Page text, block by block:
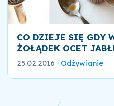
CO DZIEJE SIĘ GDY
ŻOŁĄDEK OCET
25.02.2016 · Odżywianie